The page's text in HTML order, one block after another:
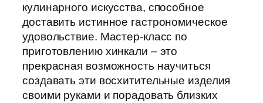
кулинарного искусства, способное
доставить истинное гастрономическое
удовольствие. Мастер-класс по
приготовлению хинкали – это
прекрасная возможность научиться
создавать эти восхитительные изделия
своими руками и порадовать близких